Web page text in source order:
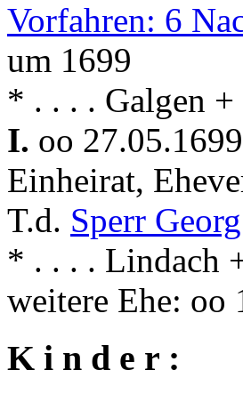
Vorfahren: 6
um 1699
* . . . . Galgen
I. oo
Einheirat,
T.d. Sperr Georg
* . . . . Lindach
weitere Ehe: oo
K i n d e r :